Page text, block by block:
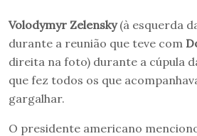
Volodymyr Zelensky(à esquerda
durante a reunião que teve com
direita na foto) durante a cúpula
que fez todos os que
gargalhar.
O presidente americano